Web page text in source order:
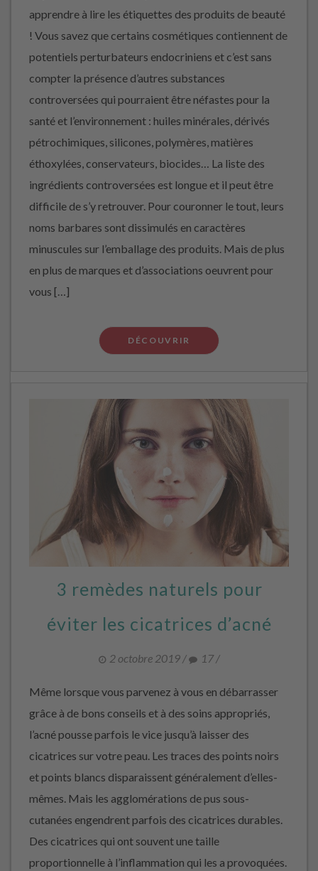
apprendre à lire les étiquettes des produits de beauté
! Vous savez que certains cosmétiques contiennent de
potentiels perturbateurs endocriniens et c’est sans
compter la présence d’autres substances
controversées qui pourraient être néfastes pour la
santé et l’environnement : huiles minérales, dérivés
pétrochimiques, silicones, polymères, matières
éthoxylées, conservateurs, biocides… La liste des
ingrédients controversées est longue et il peut être
difficile de s’y retrouver. Pour couronner le tout, leurs
noms barbares sont dissimulés en caractères
minuscules sur l’emballage des produits. Mais de plus
en plus de marques et d’associations oeuvrent pour
vous […]
DÉCOUVRIR
3 remèdes naturels pour
éviter les cicatrices d’acné
2 octobre 2019/ 17/
Même lorsque vous parvenez à vous en débarrasser
grâce à de bons conseils et à des soins appropriés,
l’acné pousse parfois le vice jusqu’à laisser des
cicatrices sur votre peau. Les traces des points noirs
et points blancs disparaissent généralement d’elles-
mêmes. Mais les agglomérations de pus sous-
cutanées engendrent parfois des cicatrices durables.
Des cicatrices qui ont souvent une taille
proportionnelle à l’inflammation qui les a provoquées.